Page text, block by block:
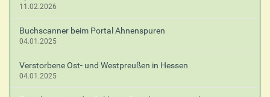
z
f
c
11.02.2026
Buchscanner beim Portal Ahnenspuren
04.01.2025
Verstorbene Ost- und Westpreußen in Hessen
04.01.2025